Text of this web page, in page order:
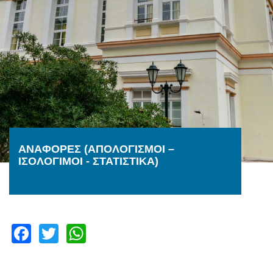
ΑΝΑΦΟΡΕΣ (ΑΠΟΛΟΓΙΣΜΟI –
ΙΣΟΛΟΓΙΜΟΙ - ΣΤΑΤΙΣΤΙΚΑ)
Facebook
Twitter